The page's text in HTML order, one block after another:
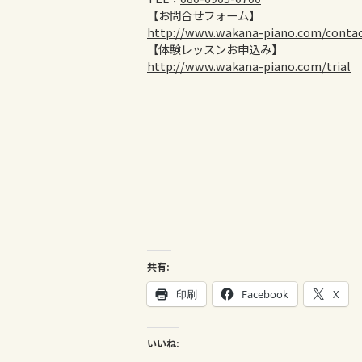
【お問合せフォーム】
http://www.wakana-piano.com/
【体験レッスンお申込み】
http://www.wakana-piano.com/trial
共有:
印刷 Facebook X
いいね: